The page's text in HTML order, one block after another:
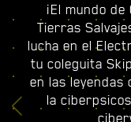
¡El mundo
Tierras
lucha en el
tu coleguita
en las leyendas
la